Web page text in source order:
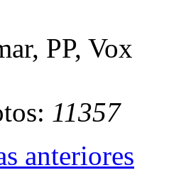
PP, Vox
11357
anteriores